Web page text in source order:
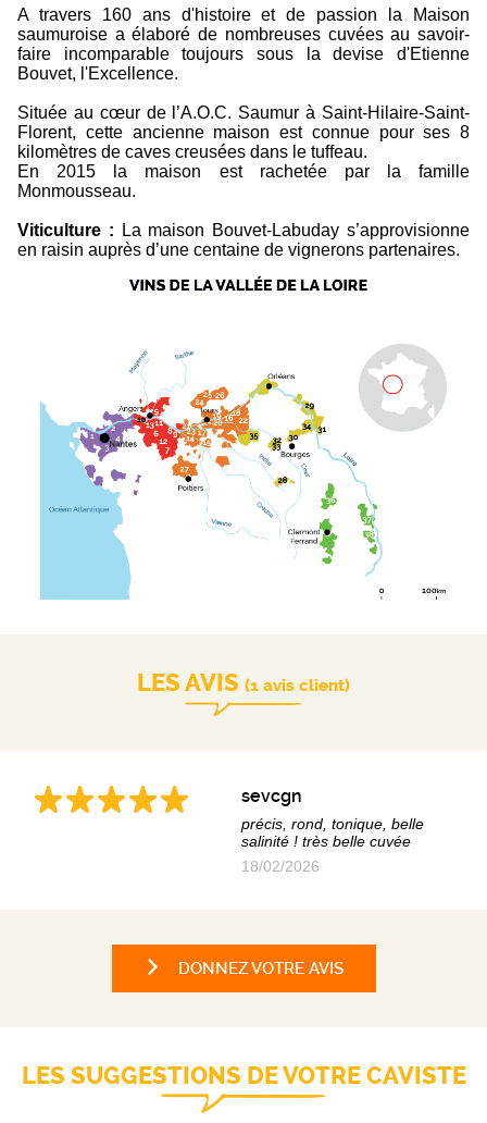
A travers 160 ans d'histoire et de passion la Maison
saumuroise a élaboré de nombreuses cuvées au savoir-
faire incomparable toujours sous la devise d'Etienne
Bouvet, l'Excellence.
Située au cœur de l’A.O.C. Saumur à Saint-Hilaire-Saint-
Florent, cette ancienne maison est connue pour ses 8
kilomètres de caves creusées dans le tuffeau.
En 2015 la maison est rachetée par la famille
Monmousseau.
Viticulture : La maison Bouvet-Labuday s’approvisionne
en raisin auprès d’une centaine de vignerons partenaires.
LES AVIS (1 avis client)
sevcgn
précis, rond, tonique, belle
salinité ! très belle cuvée
18/02/2026
DONNEZ VOTRE AVIS
LES SUGGESTIONS DE VOTRE CAVISTE